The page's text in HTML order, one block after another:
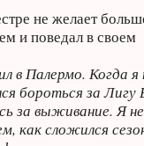
не желает
и поведал в своем
в Палермо. Когда
бороться за Лигу
за выживание. Я не
как сложился